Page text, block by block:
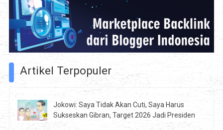
Artikel Terpopuler
Jokowi: Saya Tidak Akan Cuti, Saya Harus
Sukseskan Gibran, Target 2026 Jadi Presiden